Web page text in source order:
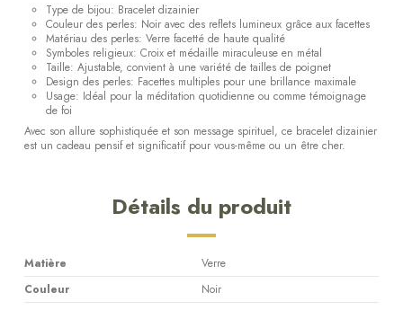
Type de bijou: Bracelet dizainier
Couleur des perles: Noir avec des reflets lumineux grâce aux facettes
Matériau des perles: Verre facetté de haute qualité
Symboles religieux: Croix et médaille miraculeuse en métal
Taille: Ajustable, convient à une variété de tailles de poignet
Design des perles: Facettes multiples pour une brillance maximale
Usage: Idéal pour la méditation quotidienne ou comme témoignage
de foi
Avec son allure sophistiquée et son message spirituel, ce bracelet dizainier
est un cadeau pensif et significatif pour vous-même ou un être cher.
Détails du produit
Matière
Verre
Couleur
Noir